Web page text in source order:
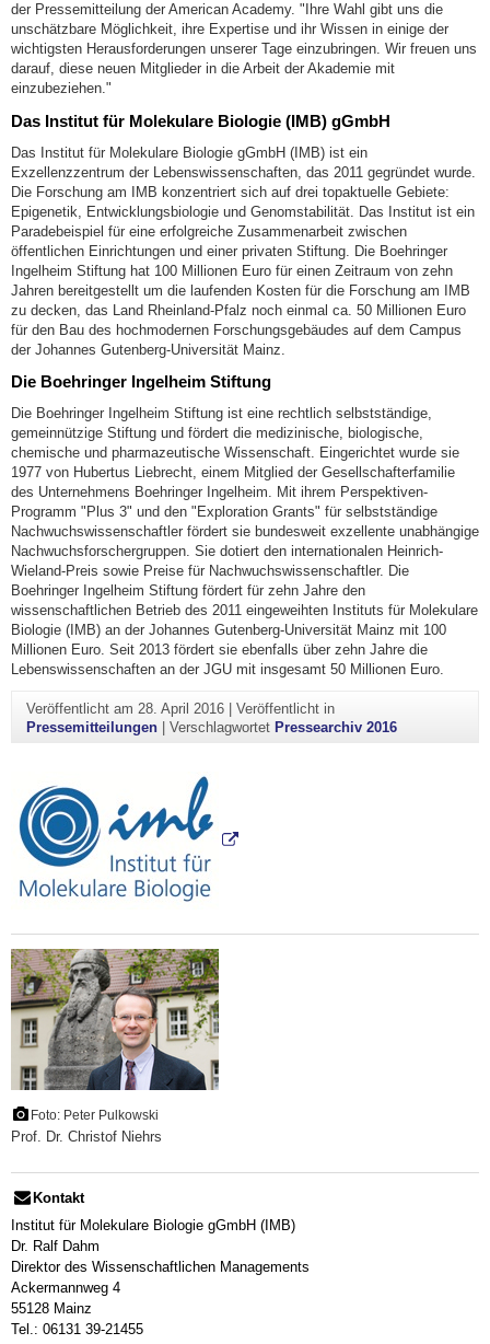
der Pressemitteilung der American Academy. "Ihre Wahl gibt uns die
unschätzbare Möglichkeit, ihre Expertise und ihr Wissen in einige der
wichtigsten Herausforderungen unserer Tage einzubringen. Wir freuen uns
darauf, diese neuen Mitglieder in die Arbeit der Akademie mit
einzubeziehen."
Das Institut für Molekulare Biologie (IMB) gGmbH
Das Institut für Molekulare Biologie gGmbH (IMB) ist ein
Exzellenzzentrum der Lebenswissenschaften, das 2011 gegründet wurde.
Die Forschung am IMB konzentriert sich auf drei topaktuelle Gebiete:
Epigenetik, Entwicklungsbiologie und Genomstabilität. Das Institut ist ein
Paradebeispiel für eine erfolgreiche Zusammenarbeit zwischen
öffentlichen Einrichtungen und einer privaten Stiftung. Die Boehringer
Ingelheim Stiftung hat 100 Millionen Euro für einen Zeitraum von zehn
Jahren bereitgestellt um die laufenden Kosten für die Forschung am IMB
zu decken, das Land Rheinland-Pfalz noch einmal ca. 50 Millionen Euro
für den Bau des hochmodernen Forschungsgebäudes auf dem Campus
der Johannes Gutenberg-Universität Mainz.
Die Boehringer Ingelheim Stiftung
Die Boehringer Ingelheim Stiftung ist eine rechtlich selbstständige,
gemeinnützige Stiftung und fördert die medizinische, biologische,
chemische und pharmazeutische Wissenschaft. Eingerichtet wurde sie
1977 von Hubertus Liebrecht, einem Mitglied der Gesellschafterfamilie
des Unternehmens Boehringer Ingelheim. Mit ihrem Perspektiven-
Programm "Plus 3" und den "Exploration Grants" für selbstständige
Nachwuchswissenschaftler fördert sie bundesweit exzellente unabhängige
Nachwuchsforschergruppen. Sie dotiert den internationalen Heinrich-
Wieland-Preis sowie Preise für Nachwuchswissenschaftler. Die
Boehringer Ingelheim Stiftung fördert für zehn Jahre den
wissenschaftlichen Betrieb des 2011 eingeweihten Instituts für Molekulare
Biologie (IMB) an der Johannes Gutenberg-Universität Mainz mit 100
Millionen Euro. Seit 2013 fördert sie ebenfalls über zehn Jahre die
Lebenswissenschaften an der JGU mit insgesamt 50 Millionen Euro.
Veröffentlicht am 28. April 2016| Veröffentlicht in
Pressemitteilungen| Verschlagwortet Pressearchiv 2016
Foto: Peter Pulkowski
Prof. Dr. Christof Niehrs
Kontakt
Institut für Molekulare Biologie gGmbH (IMB)
Dr. Ralf Dahm
Direktor des Wissenschaftlichen Managements
Ackermannweg 4
55128 Mainz
Tel.: 06131 39-21455